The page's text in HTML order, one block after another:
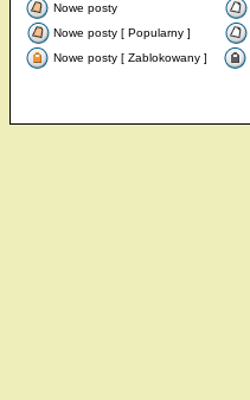
Nowe posty
Nowe posty [ Popularny ]
Nowe posty [ Zablokowany ]